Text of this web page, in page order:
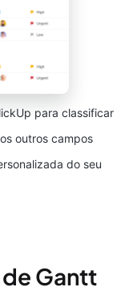
para classificar
outros campos
do seu
Gantt